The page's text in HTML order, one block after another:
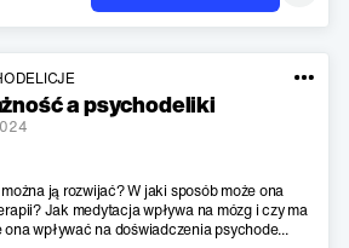
a psychodeliki
ją rozwijać? W jaki sposób może ona
Jak medytacja wpływa na mózg i czy ma
wpływać na doświadczenia psychode...